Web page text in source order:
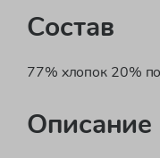
Состав
77% хлопок 20%
Описание